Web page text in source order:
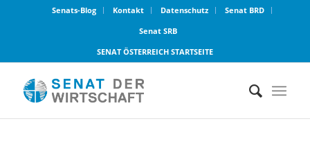
Senats-Blog Kontakt Datenschutz
Senat BRD
Senat SRB
SENAT ÖSTERREICH STARTSEITE